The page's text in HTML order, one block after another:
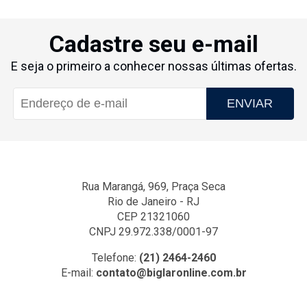
Cadastre seu e-mail
E seja o primeiro a conhecer nossas últimas ofertas.
ENVIAR
Rua Marangá, 969, Praça Seca
Rio de Janeiro - RJ
CEP 21321060
CNPJ 29.972.338/0001-97
Telefone: (21) 2464-2460
E-mail: contato@biglaronline.com.br